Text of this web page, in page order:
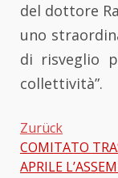
del dottore
uno
di risveglio
collettività”.
Zurück
COMITATO
APRILE